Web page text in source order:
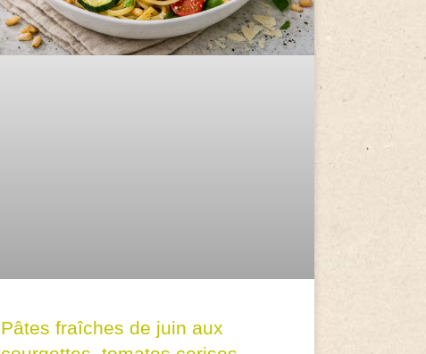
Pâtes fraîches de juin aux